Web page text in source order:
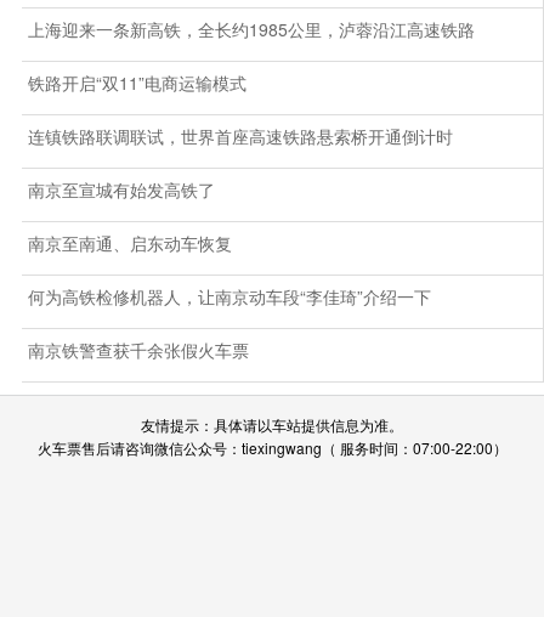
上海迎来一条新高铁，全长约1985公里，泸蓉沿江高速铁路
铁路开启“双11”电商运输模式
连镇铁路联调联试，世界首座高速铁路悬索桥开通倒计时
南京至宣城有始发高铁了
南京至南通、启东动车恢复
何为高铁检修机器人，让南京动车段“李佳琦”介绍一下
南京铁警查获千余张假火车票
友情提示：具体请以车站提供信息为准。
火车票售后请咨询微信公众号：tiexingwang（ 服务时间：07:00-22:00）